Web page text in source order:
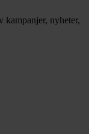
kampanjer, nyheter,